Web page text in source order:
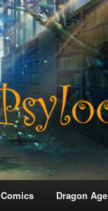
Comics Dragon Age